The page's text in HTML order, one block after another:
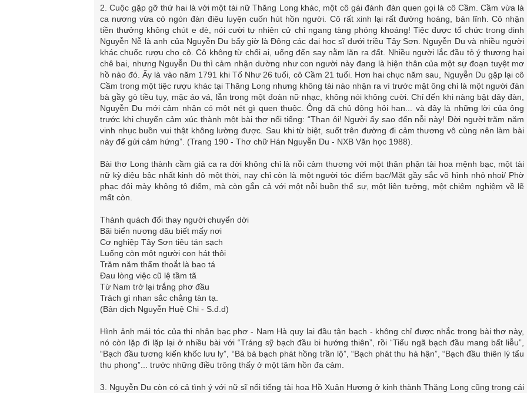
2. Cuộc gặp gỡ thứ hai là với một tài nữ Thăng Long khác, một cô gái đánh đàn quen gọi là cô Cầm. Cầm vừa là
ca nương vừa có ngón đàn điêu luyện cuốn hút hồn người. Cô rất xinh lại rất đường hoàng, bản lĩnh. Cô nhận
tiền thưởng không chút e dè, nói cười tự nhiên cử chỉ ngang tàng phóng khoáng! Tiệc được tổ chức trong dinh
Nguyễn Nễ là anh của Nguyễn Du bấy giờ là Đông các đại học sĩ dưới triều Tây Sơn. Nguyễn Du và nhiều người
khác chuốc rượu cho cô. Cô không từ chối ai, uống đến say nằm lăn ra đất. Nhiều người lắc đầu tỏ ý thương hại
chê bai, nhưng Nguyễn Du thì cảm nhận dường như con người này đang là hiện thân của một sự đoạn tuyệt mơ
hồ nào đó. Ấy là vào năm 1791 khi Tố Như 26 tuổi, cô Cầm 21 tuổi. Hơn hai chục năm sau, Nguyễn Du gặp lại cô
Cầm trong một tiệc rượu khác tại Thăng Long nhưng không tài nào nhận ra vì trước mặt ông chỉ là một người đàn
bà gầy gò tiều tụy, mặc áo vá, lẫn trong một đoàn nữ nhạc, không nói không cười. Chỉ đến khi nàng bật dây đàn,
Nguyễn Du mới cảm nhận có một nét gì quen thuộc. Ông đã chủ động hỏi han... và đây là những lời của ông
trước khi chuyển cảm xúc thành một bài thơ nổi tiếng: “Than ôi! Người ấy sao đến nỗi này! Đời người trăm năm
vinh nhục buồn vui thật không lường được. Sau khi từ biệt, suốt trên đường đi cảm thương vô cùng nên làm bài
này để gửi cảm hứng”. (Trang 190 - Thơ chữ Hán Nguyễn Du - NXB Văn học 1988).
Bài thơ Long thành cầm giả ca ra đời không chỉ là nỗi cảm thương với một thân phận tài hoa mệnh bạc, một tài
nữ kỳ diệu bậc nhất kinh đô một thời, nay chỉ còn là một người tóc điểm bạc/Mặt gầy sắc võ hình nhỏ nhoi/ Phờ
phạc đôi mày không tô điểm, mà còn gắn cả với một nỗi buồn thế sự, một liên tưởng, một chiêm nghiệm về lẽ
mất còn.
Thành quách đổi thay người chuyển dời
Bãi biển nương dâu biết mấy nơi
Cơ nghiệp Tây Sơn tiêu tán sạch
Luống còn một người con hát thôi
Trăm năm thấm thoắt là bao tá
Đau lòng việc cũ lệ tầm tã
Từ Nam trở lại trắng phơ đầu
Trách gì nhan sắc chẳng tàn tạ.
(Bản dịch Nguyễn Huệ Chi - S.đ.d)
Hình ảnh mái tóc của thi nhân bạc phơ - Nam Hà quy lai đầu tận bạch - không chỉ được nhắc trong bài thơ này,
nó còn lặp đi lặp lại ở nhiều bài với “Tráng sỹ bạch đầu bi hướng thiên”, rồi “Tiểu ngã bạch đầu mang bất liễu”,
“Bạch đầu tương kiến khốc lưu ly”, “Bà bà bạch phát hồng trần lộ”, “Bạch phát thu hà hận”, “Bạch đầu thiên lý tẩu
thu phong”... trước những điều trông thấy ở một tâm hồn đa cảm.
3. Nguyễn Du còn có cả tình ý với nữ sĩ nổi tiếng tài hoa Hồ Xuân Hương ở kinh thành Thăng Long cũng trong cái